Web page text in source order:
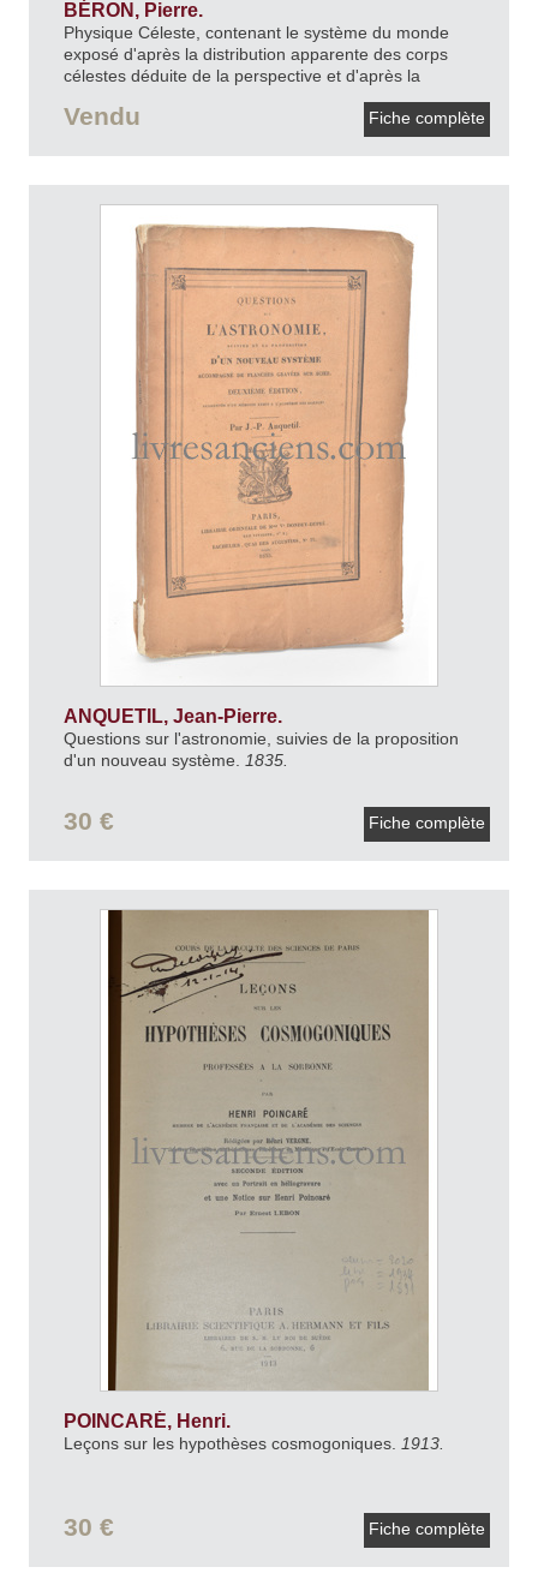
BÉRON, Pierre.
Physique Céleste, contenant le système du monde
exposé d'après la distribution apparente des corps
célestes déduite de la perspective et d'après la
l'astrogonie.
Vendu Fiche complète
ANQUETIL, Jean-Pierre.
Questions sur l'astronomie, suivies de la proposition
d'un nouveau système.
1835.
30 € Fiche complète
POINCARÉ, Henri.
Leçons sur les hypothèses cosmogoniques. 1913.
30 € Fiche complète